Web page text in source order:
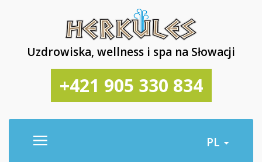
Uzdrowiska, wellness i spa na Słowacji
+421 905 330 834
PL